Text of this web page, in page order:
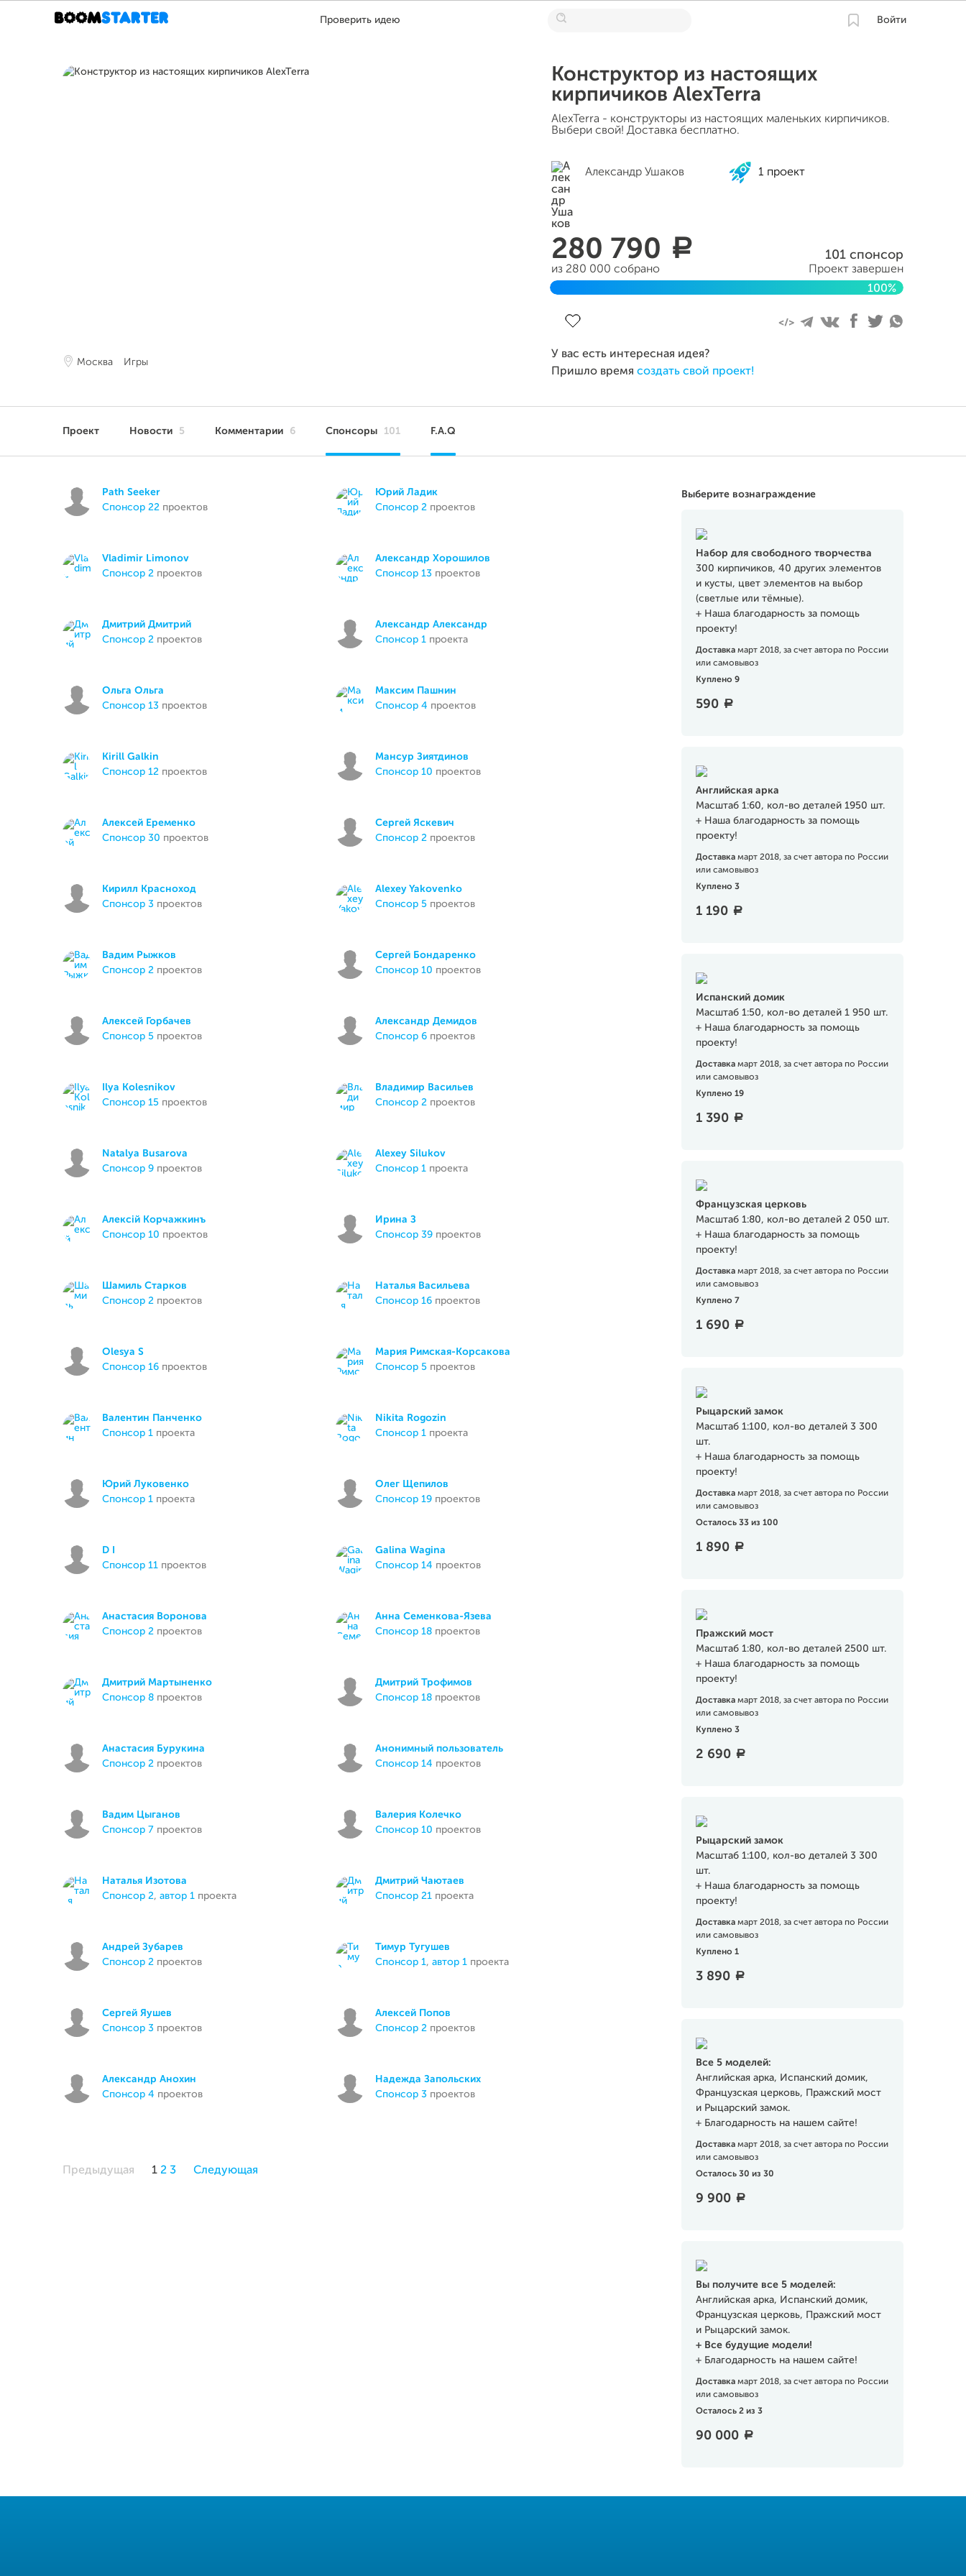
Проверить идею Войти
Москва Игры
Конструктор из настоящих
кирпичиков AlexTerra
AlexTerra - конструкторы из настоящих маленьких кирпичиков.
Выбери свой! Доставка бесплатно.
Александр Ушаков 1 проект
280 790 a
из 280 000 собрано
101 спонсор
Проект завершен
100%
У вас есть интересная идея?
Пришло время создать свой проект!
Проект Новости 5 Комментарии 6 Спонсоры 101 F.A.Q
Выберите вознаграждение
Набор для свободного творчества
300 кирпичиков, 40 других элементов
и кусты, цвет элементов на выбор
(светлые или тёмные).
+ Наша благодарность за помощь
проекту!
Доставка март 2018, за счет автора по России
или самовывоз
Куплено 9
590 a
Английская арка
Масштаб 1:60, кол-во деталей 1950 шт.
+ Наша благодарность за помощь
проекту!
Доставка март 2018, за счет автора по России
или самовывоз
Куплено 3
1 190 a
Испанский домик
Масштаб 1:50, кол-во деталей 1 950 шт.
+ Наша благодарность за помощь
проекту!
Доставка март 2018, за счет автора по России
или самовывоз
Куплено 19
1 390 a
Французская церковь
Масштаб 1:80, кол-во деталей 2 050 шт.
+ Наша благодарность за помощь
проекту!
Доставка март 2018, за счет автора по России
или самовывоз
Куплено 7
1 690 a
Рыцарский замок
Масштаб 1:100, кол-во деталей 3 300
шт.
+ Наша благодарность за помощь
проекту!
Доставка март 2018, за счет автора по России
или самовывоз
Осталось 33 из 100
1 890 a
Пражский мост
Масштаб 1:80, кол-во деталей 2500 шт.
+ Наша благодарность за помощь
проекту!
Доставка март 2018, за счет автора по России
или самовывоз
Куплено 3
2 690 a
Рыцарский замок
Масштаб 1:100, кол-во деталей 3 300
шт.
+ Наша благодарность за помощь
проекту!
Доставка март 2018, за счет автора по России
или самовывоз
Куплено 1
3 890 a
Все 5 моделей:
Английская арка, Испанский домик,
Французская церковь, Пражский мост
и Рыцарский замок.
+ Благодарность на нашем сайте!
Доставка март 2018, за счет автора по России
или самовывоз
Осталось 30 из 30
9 900 a
Вы получите все 5 моделей:
Английская арка, Испанский домик,
Французская церковь, Пражский мост
и Рыцарский замок.
+ Все будущие модели!
+ Благодарность на нашем сайте!
Доставка март 2018, за счет автора по России
или самовывоз
Осталось 2 из 3
90 000 a
Path Seeker
спонсор 22 проектов
Юрий Ладик
спонсор 2 проектов
Vladimir Limonov
спонсор 2 проектов
Александр Хорошилов
спонсор 13 проектов
Дмитрий Дмитрий
спонсор 2 проектов
Александр Александр
спонсор 1 проекта
Ольга Ольга
спонсор 13 проектов
Максим Пашнин
спонсор 4 проектов
Kirill Galkin
спонсор 12 проектов
Мансур Зиятдинов
спонсор 10 проектов
Алексей Еременко
спонсор 30 проектов
Сергей Яскевич
спонсор 2 проектов
Кирилл Красноход
спонсор 3 проектов
Alexey Yakovenko
спонсор 5 проектов
Вадим Рыжков
спонсор 2 проектов
Сергей Бондаренко
спонсор 10 проектов
Алексей Горбачев
спонсор 5 проектов
Александр Демидов
спонсор 6 проектов
Ilya Kolesnikov
спонсор 15 проектов
Владимир Васильев
спонсор 2 проектов
Natalya Busarova
спонсор 9 проектов
Alexey Silukov
спонсор 1 проекта
Алексій Корчажкинъ
спонсор 10 проектов
Ирина З
спонсор 39 проектов
Шамиль Старков
спонсор 2 проектов
Наталья Васильева
спонсор 16 проектов
Olesya S
спонсор 16 проектов
Мария Римская-Корсакова
спонсор 5 проектов
Валентин Панченко
спонсор 1 проекта
Nikita Rogozin
спонсор 1 проекта
Юрий Луковенко
спонсор 1 проекта
Олег Щепилов
спонсор 19 проектов
D I
спонсор 11 проектов
Galina Wagina
спонсор 14 проектов
Анастасия Воронова
спонсор 2 проектов
Анна Семенкова-Язева
спонсор 18 проектов
Дмитрий Мартыненко
спонсор 8 проектов
Дмитрий Трофимов
спонсор 18 проектов
Анастасия Бурукина
спонсор 2 проектов
Анонимный пользователь
спонсор 14 проектов
Вадим Цыганов
спонсор 7 проектов
Валерия Колечко
спонсор 10 проектов
Наталья Изотова
спонсор 2, автор 1 проекта
Дмитрий Чаютаев
спонсор 21 проекта
Андрей Зубарев
спонсор 2 проектов
Тимур Тугушев
спонсор 1,автор 1 проекта
Сергей Яушев
спонсор 3 проектов
Алексей Попов
спонсор 2 проектов
Александр Анохин
спонсор 4 проектов
Надежда Запольских
спонсор 3 проектов
Предыдущая 1 2 3 Следующая